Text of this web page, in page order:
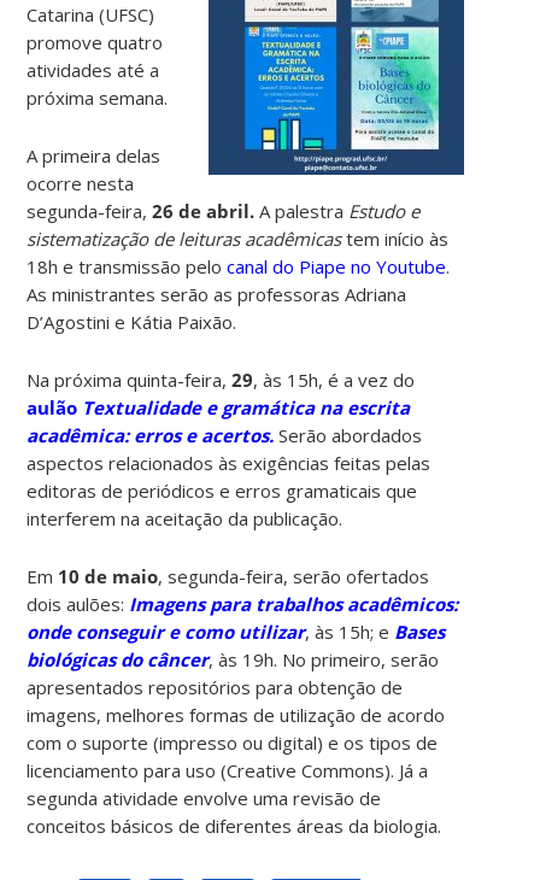
Catarina (UFSC)
promove quatro
atividades até a
próxima semana.
A primeira delas
ocorre nesta
segunda-feira,26 de abril. A palestra Estudo e
sistematização de leituras acadêmicastem início às
18h e transmissão pelocanal do Piape no Youtube.
As ministrantes serão as professoras Adriana
D’Agostini e Kátia Paixão.
Na próxima quinta-feira,29, às 15h, é a vez do
aulão Textualidade e gramática na escrita
acadêmica: erros e acertos.Serão abordados
aspectos relacionados às exigências feitas pelas
editoras de periódicos e erros gramaticais que
interferem na aceitação da publicação.
Em 10 de maio, segunda-feira, serão ofertados
dois aulões: Imagens para trabalhos acadêmicos:
onde conseguir e como utilizar,às 15h; e Bases
biológicas do câncer, às 19h. No primeiro,serão
apresentados repositórios para obtenção de
imagens, melhores formas de utilização de acordo
com o suporte (impresso ou digital) e os tipos de
licenciamento para uso (Creative Commons). Já a
segunda atividade envolve uma revisão de
conceitos básicos de diferentes áreas da biologia.